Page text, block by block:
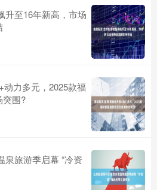
升至16年新高，市场
力多元，2025款福
突围?
泉旅游季启幕 “冷资